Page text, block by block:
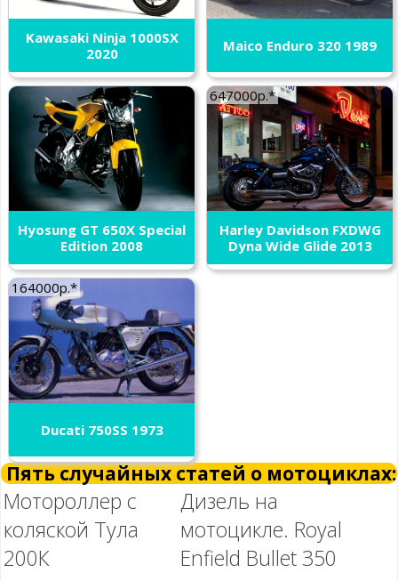
Kawasaki Ninja 1000SX
2020
Maico Enduro 320 1989
Hyosung GT 650X Special
Edition 2008
647000р.*
Harley Davidson FXDWG
Dyna Wide Glide 2013
164000р.*
Ducati 750SS 1973
Пять случайных статей о мотоциклах:
Мотороллер с
коляской Тула
200К
Дизель на
мотоцикле. Royal
Enfield Bullet 350